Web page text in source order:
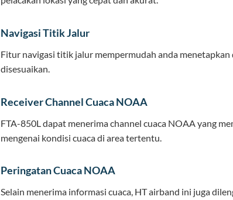
Navigasi Titik Jalur
Fitur navigasi titik jalur mempermudah anda menetapkan
disesuaikan.
Receiver Channel Cuaca NOAA
FTA-850L dapat menerima channel cuaca NOAA yang
mengenai kondisi cuaca di area tertentu.
Peringatan Cuaca NOAA
Selain menerima informasi cuaca, HT airband ini juga